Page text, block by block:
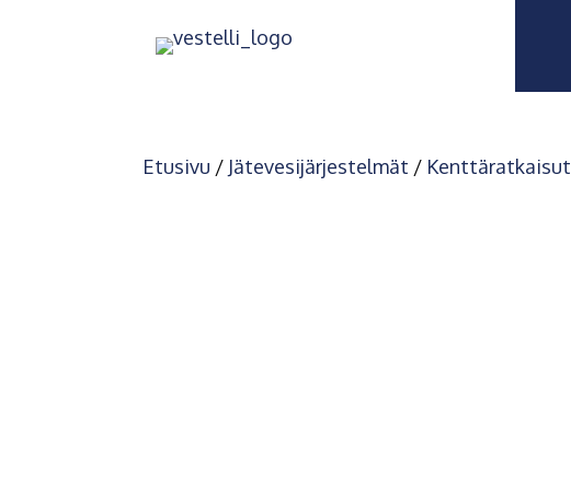
Etusivu / Jätevesijärjestelmät / Kenttäratkaisut